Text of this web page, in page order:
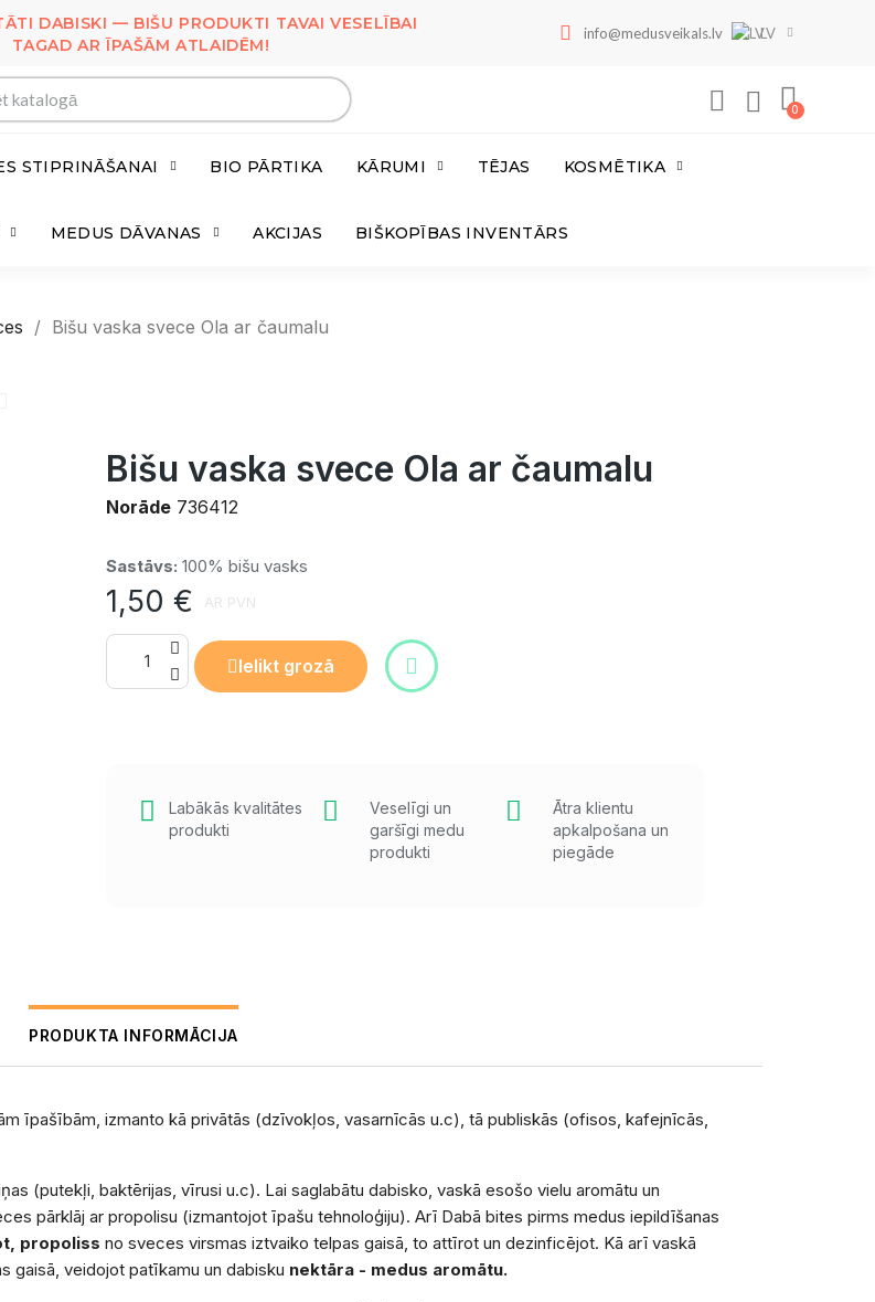
DABISKI — BIŠU PRODUKTI TAVAI VESELĪBAI
TAGAD AR ĪPAŠĀM ATLAIDĒM!
info@medusveikals.lv LV
STIPRINĀŠANAI BIO PĀRTIKA KĀRUMI TĒJAS KOSMĒTIKA
MEDUS DĀVANAS AKCIJAS BIŠKOPĪBAS INVENTĀRS
Bišu vaska svece Ola ar čaumalu
Bišu vaska svece Ola ar čaumalu
Norāde 736412
Sastāvs: 100% bišu vasks
1,50 € AR PVN
Ielikt grozā
Labākās kvalitātes
produkti
Veselīgi un
garšīgi medu
produkti
Ātra klientu
apkalpošana un
piegāde
PRODUKTA INFORMĀCIJA
īpašībām, izmanto kā privātās (dzīvokļos, vasarnīcās u.c), tā publiskās (ofisos, kafejnīcās,
(putekļi, baktērijas, vīrusi u.c). Lai saglabātu dabisko, vaskā esošo vielu aromātu un
pārklāj ar propolisu (izmantojot īpašu tehnoloģiju). Arī Dabā bites pirms medus iepildīšanas
propoliss no sveces virsmas iztvaiko telpas gaisā, to attīrot un dezinficējot. Kā arī vaskā
gaisā, veidojot patīkamu un dabisku nektāra - medus aromātu.